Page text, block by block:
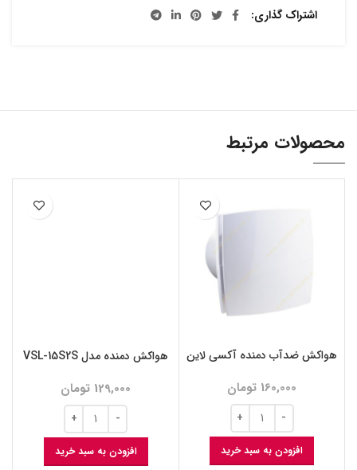
اشتراک گذاری
محصولات مرتبط
هواکش ضدآب دمنده آکسی لاین
160,000 تومان
افزودن به سبد خرید
هواکش دمنده مدل VSL-15S2S
129,000 تومان
افزودن به سبد خرید